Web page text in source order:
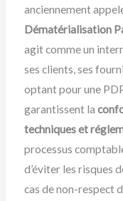
anciennement
Dématérialisation
agit comme un
ses clients, ses
optant pour une
garantissent la
techniques et
processus
d’éviter les risques
cas de non-respect